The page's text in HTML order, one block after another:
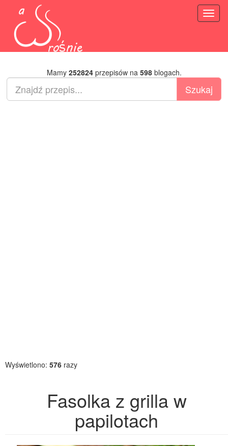
Mamy 252824przepisów na 598blogach.
Wyświetlono: 576 razy
Fasolka z grilla w
papilotach